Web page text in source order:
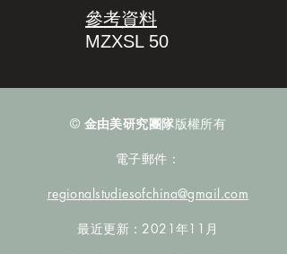
參考資料
MZXSL 50
© 金由美研究團隊版權所有
電子郵件：
regionalstudiesofchina@gmail.com
最近更新：2021年11月